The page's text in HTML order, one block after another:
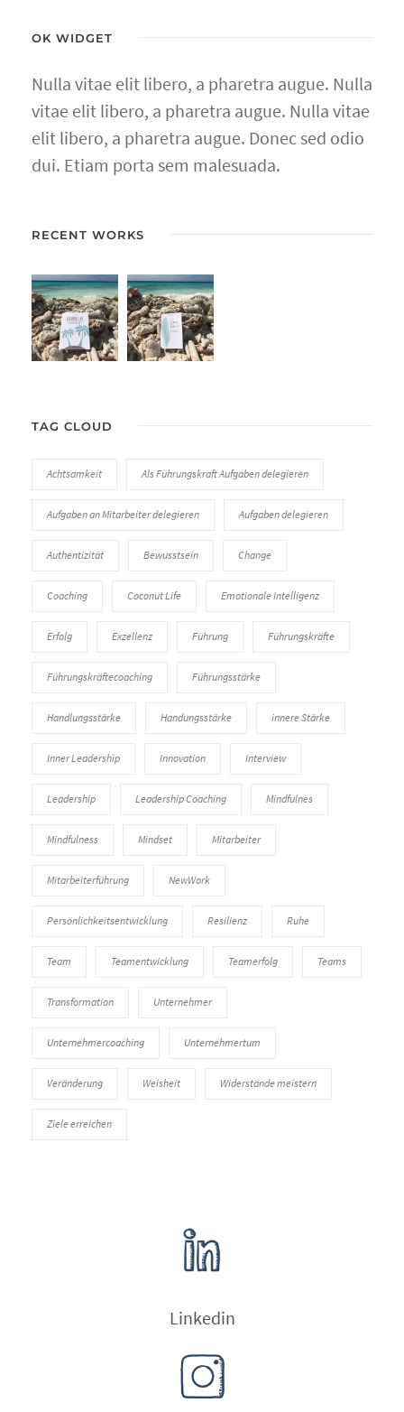
OK WIDGET
Nulla vitae elit libero, a pharetra augue. Nulla
vitae elit libero, a pharetra augue. Nulla vitae
elit libero, a pharetra augue. Donec sed odio
dui. Etiam porta sem malesuada.
RECENT WORKS
TAG CLOUD
Achtsamkeit Als Führungskraft Aufgaben delegieren
Aufgaben an Mitarbeiter delegieren Aufgaben delegieren
Authentizität Bewusstsein Change
Coaching Coconut Life Emotionale Intelligenz
Erfolg Exzellenz Führung Führungskräfte
Führungskräftecoaching Führungsstärke
Handlungsstärke Handungsstärke innere Stärke
Inner Leadership Innovation Interview
Leadership Leadership Coaching Mindfulnes
Mindfulness Mindset Mitarbeiter
Mitarbeiterführung NewWork
Persönlichkeitsentwicklung Resilienz Ruhe
Team Teamentwicklung Teamerfolg Teams
Transformation Unternehmer
Unternehmercoaching Unternehmertum
Veränderung Weisheit Widerstände meistern
Ziele erreichen
Linkedin